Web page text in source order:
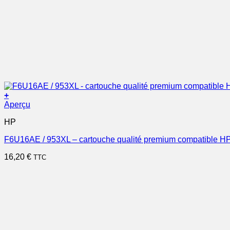
+
Aperçu
HP
F6U16AE / 953XL – cartouche qualité premium compatible
16,20 € TTC